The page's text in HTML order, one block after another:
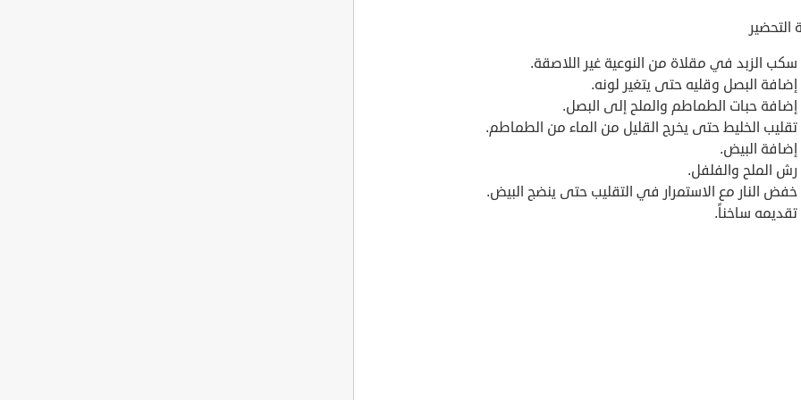
التحضير
سكب الزبد في مقلاة من النوعية غير اللاصقة.
إضافة البصل وقليه حتى يتغير لونه.
إضافة حبات الطماطم والملح إلى البصل.
تقليب الخليط حتى يخرج القليل من الماء من الطماطم.
إضافة البيض.
رش الملح والفلفل.
خفض النار مع الاستمرار في التقليب حتى ينضج البيض.
تقديمه ساخناً.